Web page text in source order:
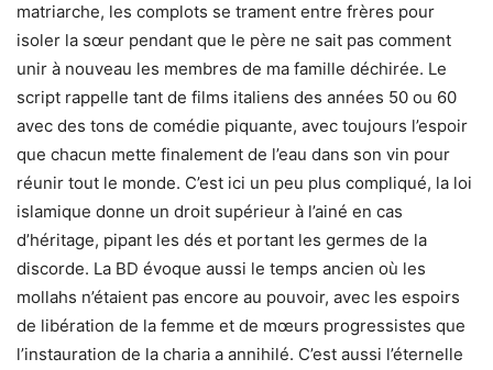
matriarche, les complots se trament entre frères pour
isoler la sœur pendant que le père ne sait pas comment
unir à nouveau les membres de ma famille déchirée. Le
script rappelle tant de films italiens des années 50 ou 60
avec des tons de comédie piquante, avec toujours l’espoir
que chacun mette finalement de l’eau dans son vin pour
réunir tout le monde. C’est ici un peu plus compliqué, la loi
islamique donne un droit supérieur à l’ainé en cas
d’héritage, pipant les dés et portant les germes de la
discorde. La BD évoque aussi le temps ancien où les
mollahs n’étaient pas encore au pouvoir, avec les espoirs
de libération de la femme et de mœurs progressistes que
l’instauration de la charia a annihilé. C’est aussi l’éternelle